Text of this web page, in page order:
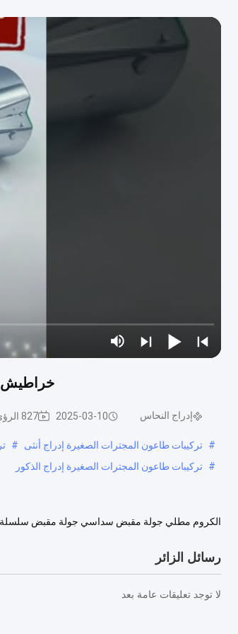
خراطيش
إدراج النحاس 2025-03-10 827 الرؤى
# تركيبات طاعون المجترات الصغيرة إدراج أنثى #
# تركيبات طاعون المجترات الصغيرة إدراج الذكور
الكروم مطلي جولة مقبض سداسي جولة مقبض سلسلة
رسائل الزائر
لا توجد تعليقات عامة بعد